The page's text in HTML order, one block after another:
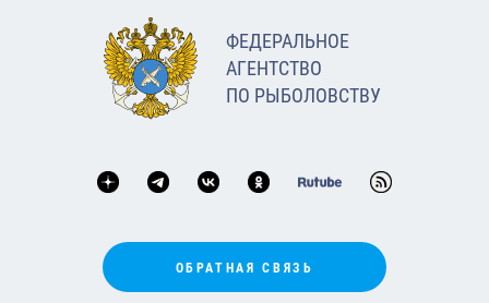
ФЕДЕРАЛЬНОЕ
АГЕНТСТВО
ПО РЫБОЛОВСТВУ
ОБРАТНАЯ СВЯЗЬ